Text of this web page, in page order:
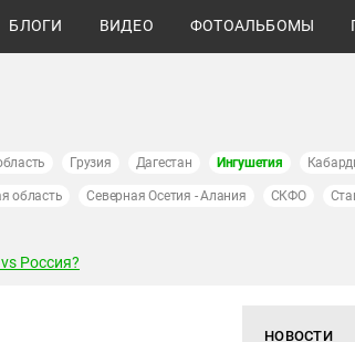
БЛОГИ ВИДЕО ФОТОАЛЬБОМЫ
Грузия Дагестан Ингушетия
область Северная Осетия - Алания СКФО
Россия?
НОВОСТИ